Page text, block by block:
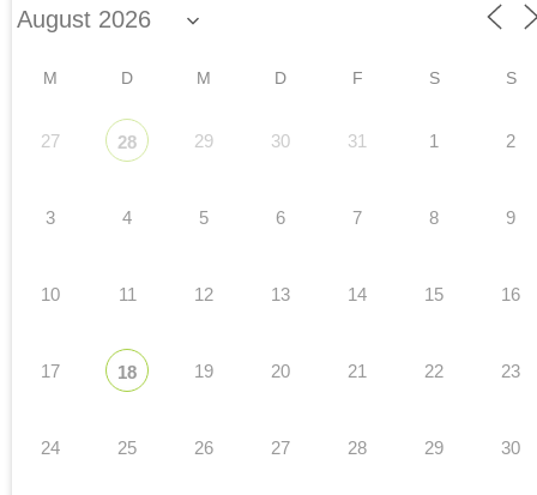
M D M D F S S
27 28 29 30 31 1 2
3 4 5 6 7 8 9
10 11 12 13 14 15 16
17 18 19 20 21 22 23
24 25 26 27 28 29 30